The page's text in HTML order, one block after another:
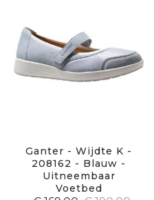
Ganter - Wijdte K -
208162 - Blauw -
Uitneembaar
Voetbed